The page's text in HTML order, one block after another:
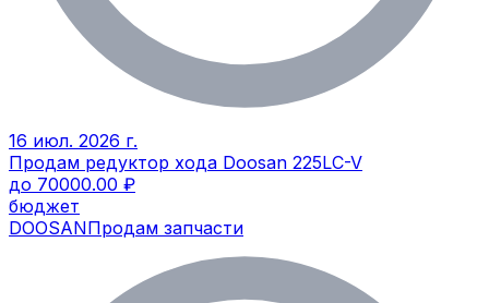
16 июл. 2026 г.
Продам редуктор хода Doosan 225LC-V
до 70000.00 ₽
бюджет
DOOSANПродам запчасти